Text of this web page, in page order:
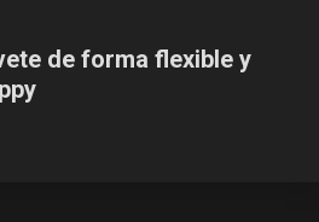
de forma flexible y